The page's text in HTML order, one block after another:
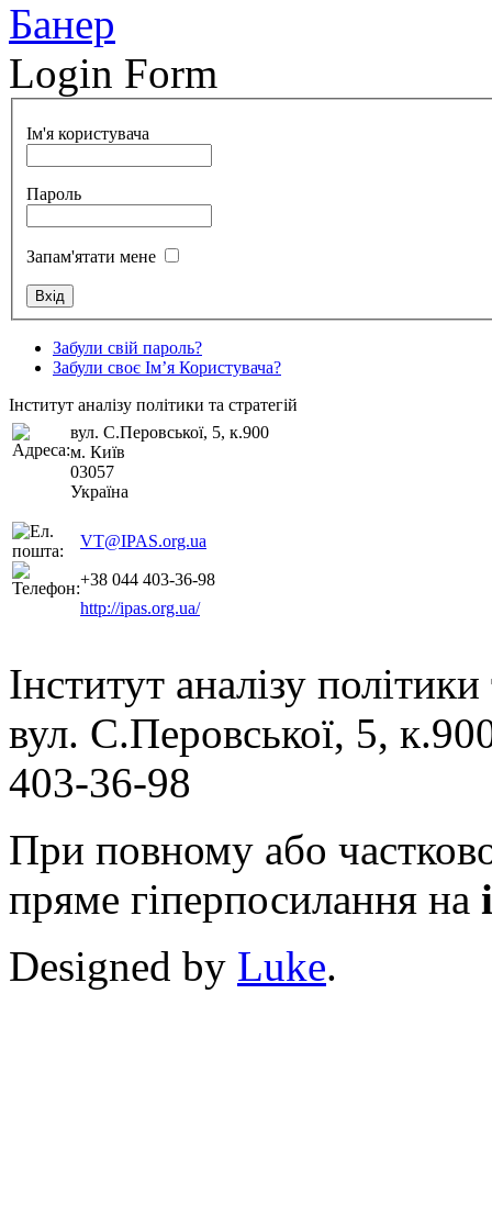
Login Form
Ім'я користувача
Пароль
Запам'ятати мене
Забули свій пароль?
Забули своє Ім’я Користувача?
Інститут аналізу політики та стратегій
вул. С.Перовської, 5, к.900
м. Київ
03057
Україна
VT@IPAS.org.ua
+38 044 403-36-98
http://ipas.org.ua/
Інститут аналізу
вул. С.Перовської, 5,
403-36-98
При повному або
пряме гіперпосилання на
Designed by Luke.